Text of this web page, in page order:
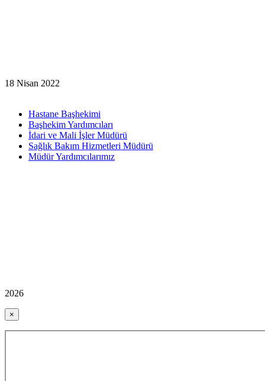
18 Nisan 2022
Hastane Başhekimi
Başhekim Yardımcıları
İdari ve Mali İşler Müdürü
Sağlık Bakım Hizmetleri Müdürü
Müdür Yardımcılarımız
2026
×